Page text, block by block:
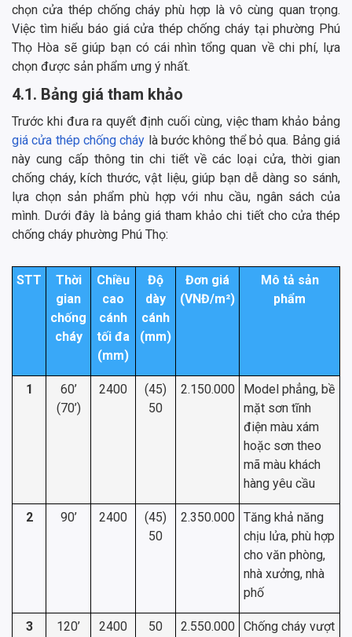
chọn cửa thép chống cháy phù hợp là vô cùng quan trọng.
Việc tìm hiểu báo giá cửa thép chống cháy tại phường Phú
Thọ Hòa sẽ giúp bạn có cái nhìn tổng quan về chi phí, lựa
chọn được sản phẩm ưng ý nhất.
4.1. Bảng giá tham khảo
Trước khi đưa ra quyết định cuối cùng, việc tham khảo bảng
giá cửa thép chống cháy là bước không thể bỏ qua. Bảng giá
này cung cấp thông tin chi tiết về các loại cửa, thời gian
chống cháy, kích thước, vật liệu, giúp bạn dễ dàng so sánh,
lựa chọn sản phẩm phù hợp với nhu cầu, ngân sách của
mình. Dưới đây là bảng giá tham khảo chi tiết cho cửa thép
chống cháy phường Phú Thọ:
STT
Thời
gian
chống
cháy
Chiều
cao
cánh
tối đa
(mm)
Độ
dày
cánh
(mm)
Đơn giá
(VNĐ/m²)
Mô tả sản
phẩm
1
60’
(70’)
2400
(45)
50
2.150.000
Model phẳng, bề
mặt sơn tĩnh
điện màu xám
hoặc sơn theo
mã màu khách
hàng yêu cầu
2 90’ 2400
(45)
50
2.350.000
Tăng khả năng
chịu lửa, phù hợp
cho văn phòng,
nhà xưởng, nhà
phố
3 120’ 2400 50 2.550.000
Chống cháy vượt